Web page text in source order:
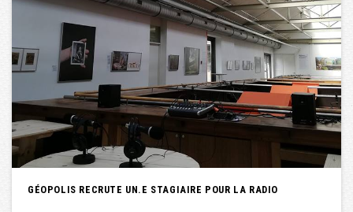
GÉOPOLIS RECRUTE UN.E STAGIAIRE POUR LA RADIO